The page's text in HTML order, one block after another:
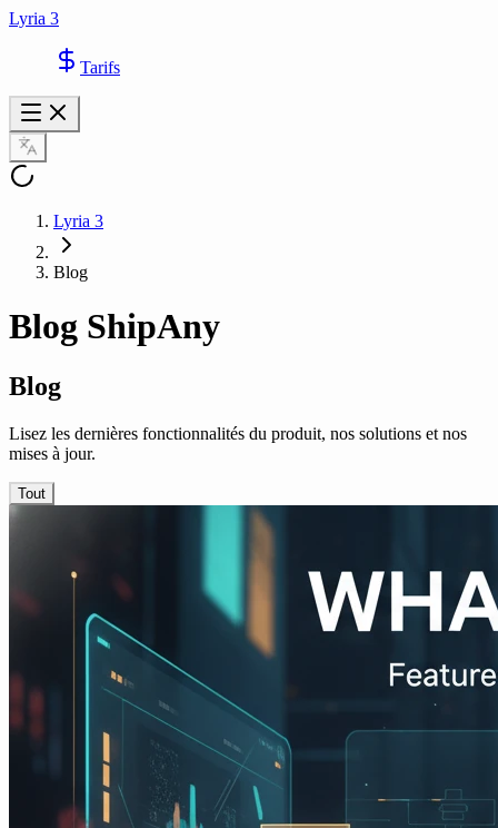
Lyria 3
Tarifs
Lyria 3
Blog
Blog ShipAny
Blog
Lisez les dernières fonctionnalités du produit, nos solutions et nos
mises à jour.
Tout